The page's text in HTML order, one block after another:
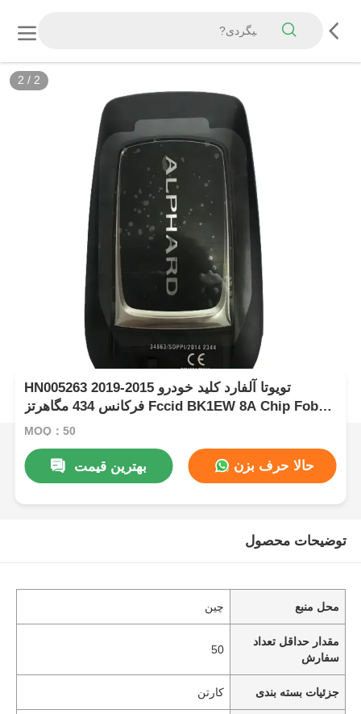
2 / 2
HN005263 تویوتا آلفارد کلید خودرو 2015-2019
فرکانس 434 مگاهرتز Fccid BK1EW 8A Chip Fob
Keys Board 61E068-0010 P1-A9
MOQ：50
بهترین قیمت حالا حرف بزن
توضیحات محصول
محل منبع چین
مقدار حداقل تعداد
سفارش
50
جزئیات بسته بندی کارتن